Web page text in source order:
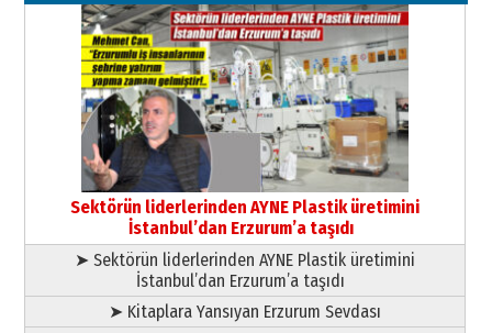
26 Mart 2026 Perşembe
Cem Bakırcı
Ardında bıraktığı hatıralarıyla
gönül adamı Faruk Terzioğlu!
13 Mayıs 2026 Çarşamba
Esat BİNDESEN
Başkan Sekmen’den Erzurum’a
bir vizyon proje daha!
02 Ağustos 2026 Pazar
Sektörün liderlerinden AYNE Plastik üretimini
İstanbul’dan Erzurum’a taşıdı
➤ Sektörün liderlerinden AYNE Plastik üretimini
İstanbul’dan Erzurum’a taşıdı
➤ Kitaplara Yansıyan Erzurum Sevdası